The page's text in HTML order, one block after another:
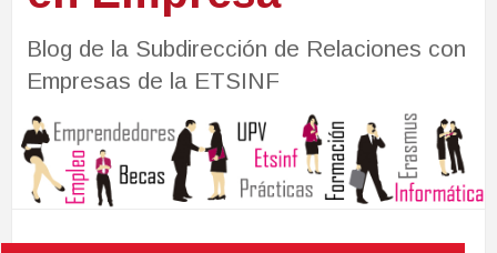
Blog de la Subdirección de Relaciones con
Empresas de la ETSINF